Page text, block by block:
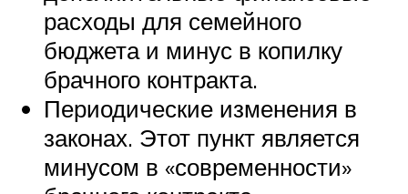
расходы для семейного
бюджета и минус в копилку
брачного контракта.
Периодические изменения в
законах. Этот пункт является
минусом в «современности»